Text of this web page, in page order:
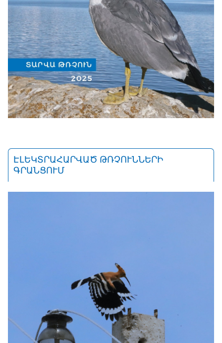
ԷԼԵԿՏՐԱՀԱՐՎԱԾ ԹՌՉՈՒՆՆԵՐԻ
ԳՐԱՆՑՈՒՄ